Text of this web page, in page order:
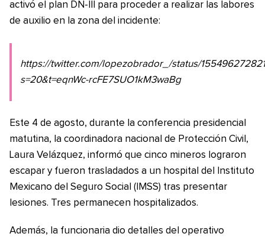
activó el plan DN-III para proceder a realizar las labores
de auxilio en la zona del incidente:
https://twitter.com/lopezobrador_/status/
s=20&t=eqnWc-rcFE7SUO1kM3waBg
Este 4 de agosto, durante la conferencia presidencial
matutina, la coordinadora nacional de Protección Civil,
Laura Velázquez, informó que cinco mineros lograron
escapar y fueron trasladados a un hospital del Instituto
Mexicano del Seguro Social (IMSS) tras presentar
lesiones. Tres permanecen hospitalizados.
Además, la funcionaria dio detalles del operativo